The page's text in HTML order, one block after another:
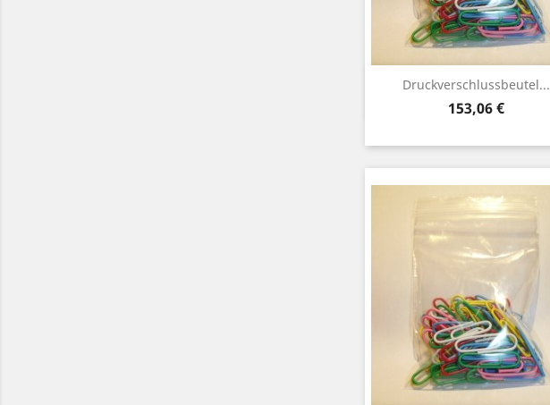
Druckverschlussbeutel...
Preis
153,06 €
Vorschau